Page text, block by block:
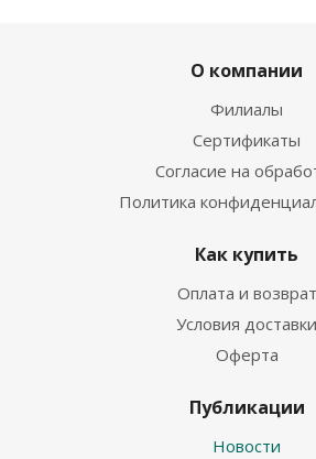
О компании
Филиалы
Сертификаты
Согласие на
Политика
Как купить
Оплата и возврат
Условия доставки
Оферта
Публикации
Новости